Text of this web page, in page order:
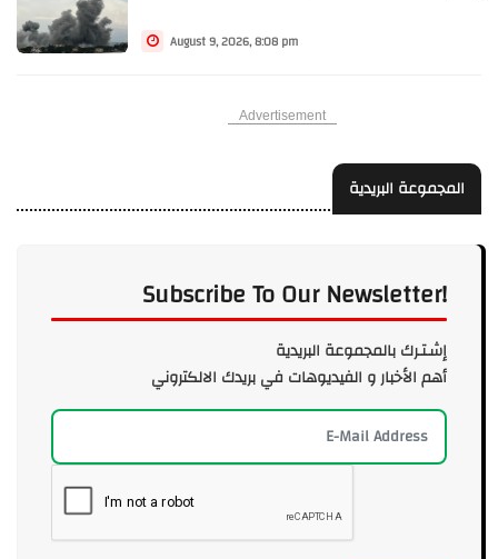
August 9, 2026, 8:08 pm
Advertisement
المجموعة البريدية
Subscribe To Our Newsletter!
إشـتـرك بالمجموعة البريدية
أهم الأخبار و الفيديوهات في بريدك الالكتروني